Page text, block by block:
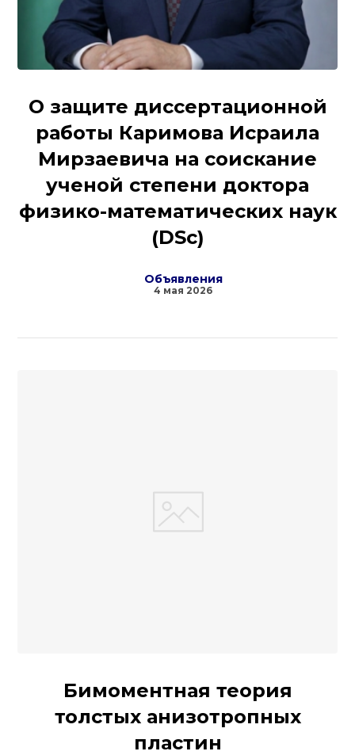
О защите диссертационной
работы Каримова Исраила
Мирзаевича на соискание
ученой степени доктора
физико-математических наук
(DSc)
Объявления
4 мая 2026
Бимоментная теория
толстых анизотропных
пластин